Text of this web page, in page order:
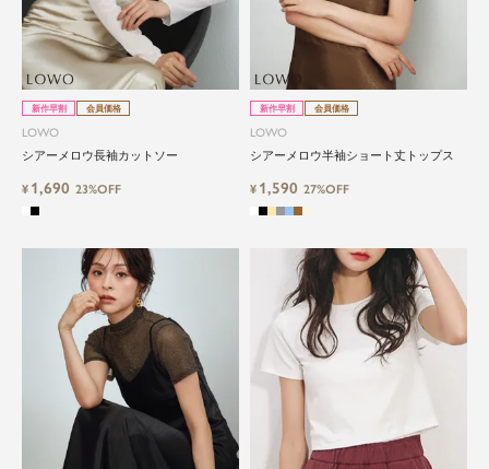
新作早割 会員価格
LOWO
シアーメロウ長袖カットソー
¥ 1,690 23%OFF
新作早割 会員価格
LOWO
シアーメロウ半袖ショート丈トップス
¥ 1,590 27%OFF